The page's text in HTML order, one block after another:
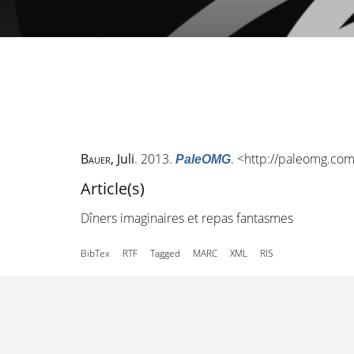
Bauer, Juli. 2013. PaleOMG. <http://paleomg.com
Article(s)
Dîners imaginaires et repas fantasmes
BibTex RTF Tagged MARC XML RIS